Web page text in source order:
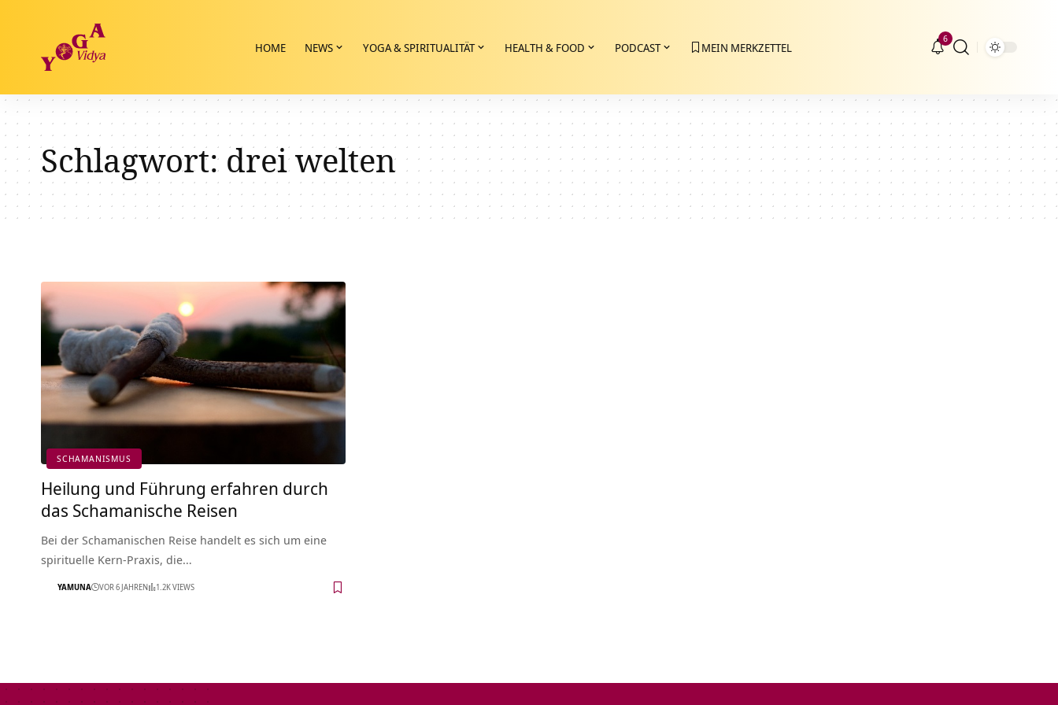
HOME NEWS YOGA & SPIRITUALITÄT HEALTH & FOOD PODCAST MEIN MERKZETTEL
6
Schlagwort: drei welten
SCHAMANISMUS
Heilung und Führung erfahren durch
das Schamanische Reisen
Bei der Schamanischen Reise handelt es sich um eine
spirituelle Kern-Praxis, die…
YAMUNA VOR 6 JAHREN 1.2K VIEWS